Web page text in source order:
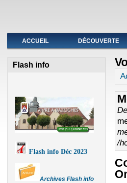
Fermeture de l'agence
ACCUEIL DÉCOUVERTE
Flash info
Flash info Déc 2023
Archives Flash info
/